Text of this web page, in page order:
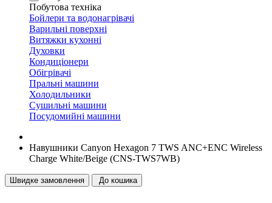
Побутова техніка
Бойлери та водонагрівачі
Варильні поверхні
Витяжки кухонні
Духовки
Кондиціонери
Обігрівачі
Пральні машини
Холодильники
Сушильні машини
Посудомийні машини
Навушники Canyon Hexagon 7 TWS ANC+ENC Wireless
Charge White/Beige (CNS-TWS7WB)
Швидке замовлення До кошика